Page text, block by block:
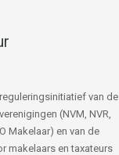
van de
(NVM, NVR,
Makelaar) en van de
makelaars en taxateurs